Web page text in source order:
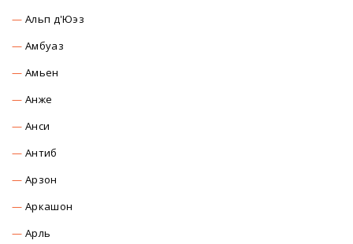
Альп д'Юэз
Амбуаз
Амьен
Анже
Анси
Антиб
Арзон
Аркашон
Арль